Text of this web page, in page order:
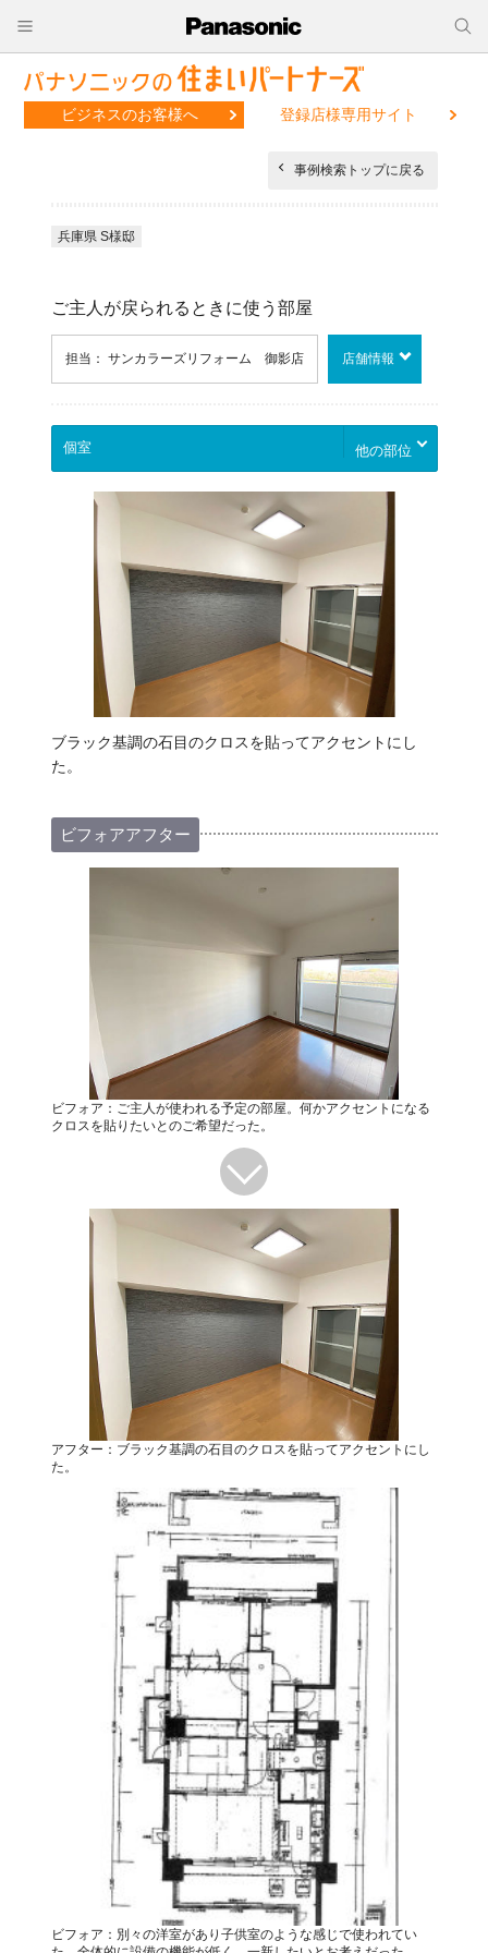
ビジネスのお客様へ 登録店様専用サイト
事例検索トップに戻る
兵庫県 S様邸
ご主人が戻られるときに使う部屋
担当： サンカラーズリフォーム 御影店 店舗情報
他の部位
ブラック基調の石目のクロスを貼ってアクセントにし
た。
ビフォアアフター
ビフォア：ご主人が使われる予定の部屋。何かアクセントになる
クロスを貼りたいとのご希望だった。
アフター：ブラック基調の石目のクロスを貼ってアクセントにし
た。
ビフォア：別々の洋室があり子供室のような感じで使われてい